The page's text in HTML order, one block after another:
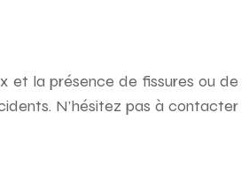
et la présence de fissures ou de
N’hésitez pas à contacter